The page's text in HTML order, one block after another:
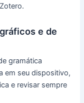
e de
gramática
em seu dispositivo,
e revisar sempre